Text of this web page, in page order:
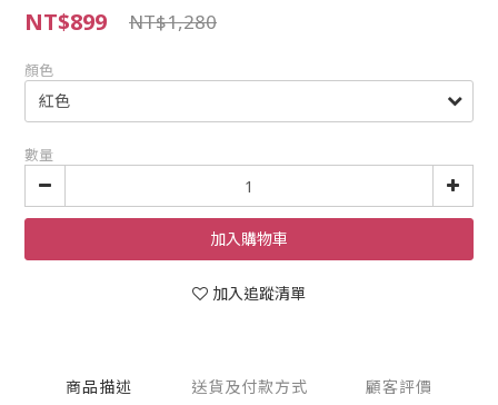
NT$899 NT$1,280
顏色
數量
加入購物車
加入追蹤清單
商品描述 送貨及付款方式 顧客評價